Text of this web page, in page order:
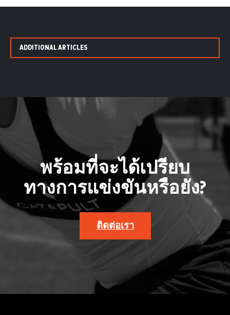
ADDITIONAL ARTICLES
พร้อมที่จะได้เปรียบ
ทางการแข่งขันหรือยัง?
ติดต่อเรา